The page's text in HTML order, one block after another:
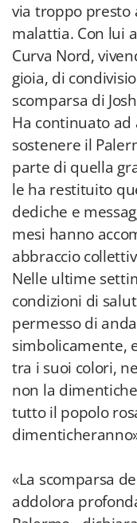
via troppo presto
malattia. Con lui
Curva Nord,
gioia, di
scomparsa di
Ha continuato ad
sostenere il
parte di quella
le ha restituito
dediche e
mesi hanno
abbraccio
Nelle ultime
condizioni di
permesso di
simbolicamente,
tra i suoi colori,
non la
tutto il popolo
«La scomparsa
addolora